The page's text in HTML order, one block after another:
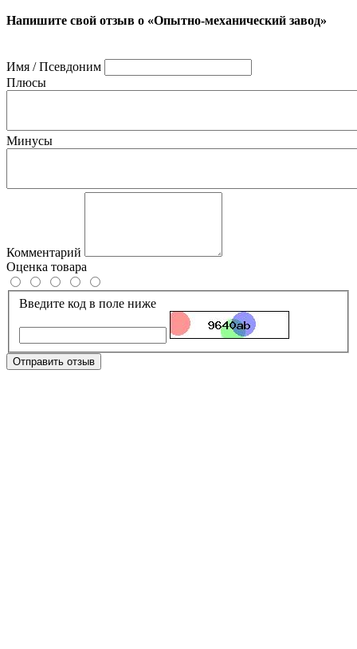
Напишите свой отзыв о «Опытно-механический завод»
Имя / Псевдоним
Плюсы
Минусы
Комментарий
Оценка товара
Введите код в поле ниже
Отправить отзыв